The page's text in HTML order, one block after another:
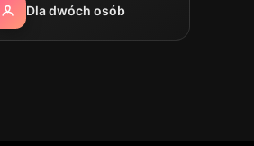
Dla dwóch osób